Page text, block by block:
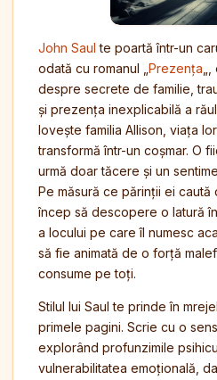
John Saul te poartă într-un
odată cu romanul „ Prezența
despre secrete de familie,
și prezența inexplicabilă a
lovește familia Allison, viața
transformă într-un coșmar. O
urmă doar tăcere și un
Pe măsură ce părinții ei caută
încep să descopere o latură
a locului pe care îl numesc
să fie animată de o forță
consume pe toți.
Stilul lui Saul te prinde în
primele pagini. Scrie cu o
explorând profunzimile
vulnerabilitatea emoțională,